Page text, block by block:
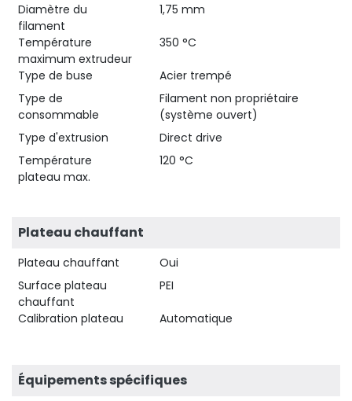
Diamètre du
filament
1,75 mm
Température
maximum extrudeur
350 °C
Type de buse
Acier trempé
Type de
consommable
Filament non propriétaire
(système ouvert)
Type d'extrusion
Direct drive
Température
plateau max.
120 °C
Plateau chauffant
Plateau chauffant
Oui
Surface plateau
chauffant
PEI
Calibration plateau Automatique
Équipements spécifiques